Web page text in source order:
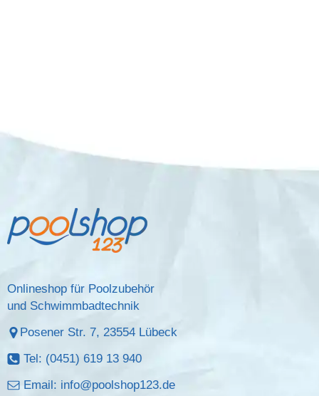
Onlineshop für Poolzubehör
und Schwimmbadtechnik
Posener Str. 7, 23554 Lübeck
Tel: (0451) 619 13 940
Email: info@poolshop123.de